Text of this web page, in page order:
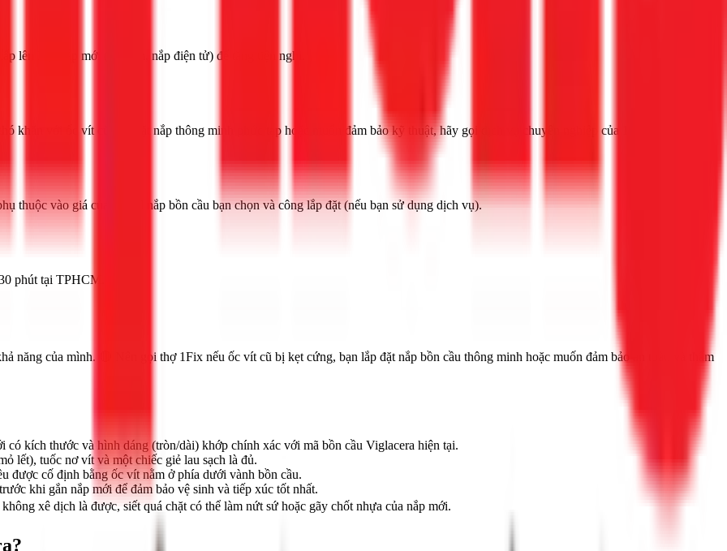
lên loại nắp mới (nắp êm, nắp điện tử) để tăng tiện nghi.
khăn với ốc vít cũ, lắp đặt nắp thông minh phức tạp hoặc muốn đảm bảo kỹ thuật, hãy gọi dịch vụ chuyên nghiệp của 1Fix.vn.
thuộc vào giá của model nắp bồn cầu bạn chọn và công lắp đặt (nếu bạn sử dụng dịch vụ).
phút tại TPHCM.
năng của mình. 🔴 Nên gọi thợ 1Fix nếu ốc vít cũ bị kẹt cứng, bạn lắp đặt nắp bồn cầu thông minh hoặc muốn đảm bảo an toàn và thẩm
có kích thước và hình dáng (tròn/dài) khớp chính xác với mã bồn cầu Viglacera hiện tại.
lết), tuốc nơ vít và một chiếc giẻ lau sạch là đủ.
được cố định bằng ốc vít nằm ở phía dưới vành bồn cầu.
khi gắn nắp mới để đảm bảo vệ sinh và tiếp xúc tốt nhất.
xê dịch là được, siết quá chặt có thể làm nứt sứ hoặc gãy chốt nhựa của nắp mới.